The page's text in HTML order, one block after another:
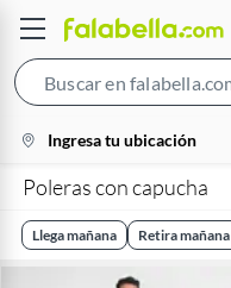
location-
icon
Ingresa tu ubicación
Poleras con capucha
Llega mañana Retira mañana